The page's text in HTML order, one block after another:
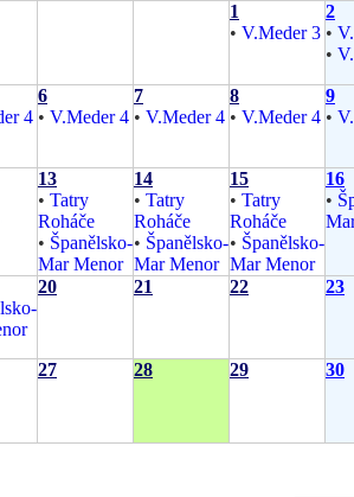
1
• V.Meder 3
2
•
•
4
6
• V.Meder 4
7
• V.Meder 4
8
• V.Meder 4
9
•
13
• Tatry
Roháče
• Španělsko-
Mar Menor
14
• Tatry
Roháče
• Španělsko-
Mar Menor
15
• Tatry
Roháče
• Španělsko-
Mar Menor
16
•
20 21 22 23
27 28 29 30